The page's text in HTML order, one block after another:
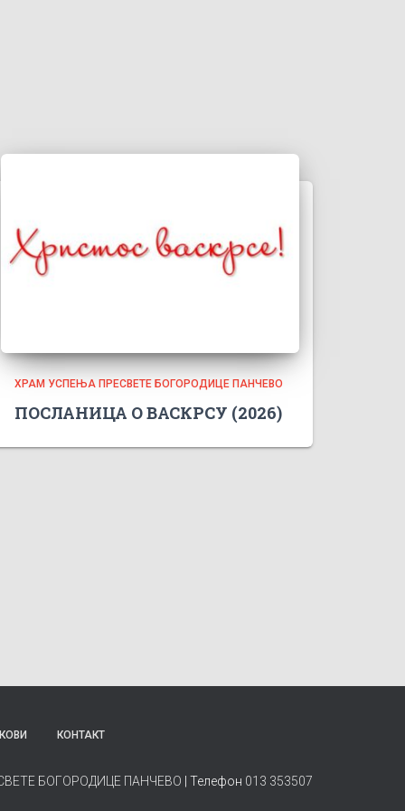
ХРАМ УСПЕЊА ПРЕСВЕТЕ БОГОРОДИЦЕ ПАНЧЕВО
ПОСЛАНИЦА О ВАСКРСУ (2026)
КОНТАКТ
БОГОРОДИЦЕ ПАНЧЕВО | Телефон 013 353507